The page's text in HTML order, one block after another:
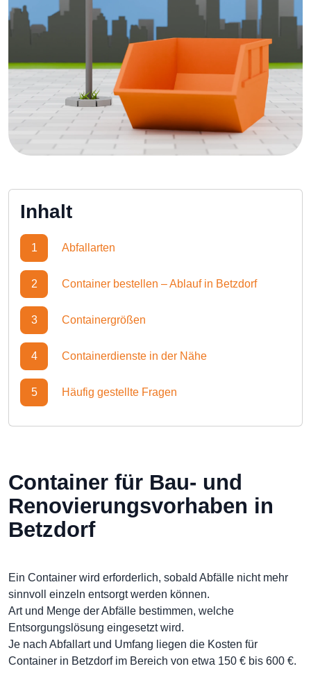
Inhalt
1 Abfallarten
2 Container bestellen – Ablauf in Betzdorf
3 Containergrößen
4 Containerdienste in der Nähe
5 Häufig gestellte Fragen
Container für Bau- und
Renovierungsvorhaben in
Betzdorf
Ein Container wird erforderlich, sobald Abfälle nicht mehr
sinnvoll einzeln entsorgt werden können.
Art und Menge der Abfälle bestimmen, welche
Entsorgungslösung eingesetzt wird.
Je nach Abfallart und Umfang liegen die Kosten für
Container in Betzdorf im Bereich von etwa 150 € bis 600 €.